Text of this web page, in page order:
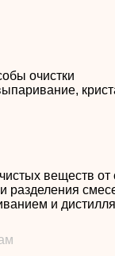
очистки
веществ от
разделения
и